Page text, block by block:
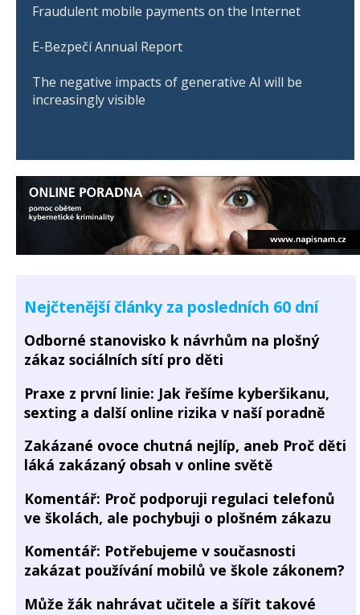
Fraudulent mobile payments on the Internet
E-Bezpečí Annual Report
The negative impacts of generative AI will be
increasingly visible
Nejčtenější články za posledních 60 dní
Odborné stanovisko k návrhům na plošný
zákaz sociálních sítí pro děti
Praxe z první linie: Jak řešíme kyberšikanu,
sexting a další online rizika v naší poradně
Zakázané ovoce chutná nejlíp, aneb Proč děti
láká zakázaný obsah v online světě
Komentář: Proč podporuji regulaci telefonů
ve školách, ale pochybuji o plošném zákazu
Komentář: Potřebujeme v současnosti
zakázat používání mobilů ve škole zákonem?
Může žák nahrávat učitele a šířit takové